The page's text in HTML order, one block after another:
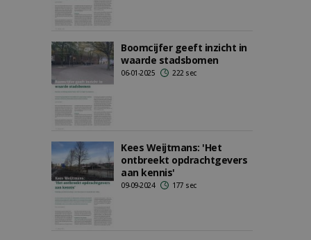
Boomcijfer geeft inzicht in
waarde stadsbomen
06-01-2025 222 sec
Kees Weijtmans: 'Het
ontbreekt opdrachtgevers
aan kennis'
09-09-2024 177 sec